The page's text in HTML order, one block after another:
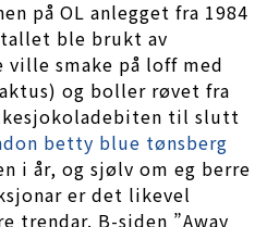
på OL anlegget fra 1984
ble brukt av
smake på loff med
og boller røvet fra
til slutt
betty blue tønsberg
i år, og sjølv om eg berre
er det likevel
trendar. B-siden ”Away